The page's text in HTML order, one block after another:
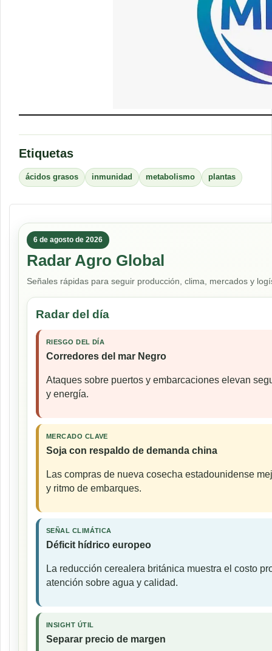
Etiquetas
ácidos grasos inmunidad metabolismo plantas
6 de agosto de 2026
Radar Agro Global
Señales rápidas para seguir producción, clima, mercados y
Radar del día
RIESGO DEL DÍA
Corredores del mar Negro
Ataques sobre puertos y embarcaciones elevan
y energía.
MERCADO CLAVE
Soja con respaldo de demanda china
Las compras de nueva cosecha estadounidense
y ritmo de embarques.
SEÑAL CLIMÁTICA
Déficit hídrico europeo
La reducción cerealera británica muestra el costo
atención sobre agua y calidad.
INSIGHT ÚTIL
Separar precio de margen